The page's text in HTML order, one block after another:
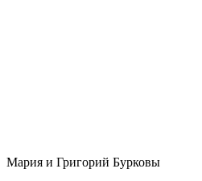
Мария и Григорий Бурковы